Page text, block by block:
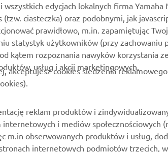
Yamaha Music
Yamaha Racing
Yamaha Motor Global
Aplikacje mobilne
Zarezerwuj
Kontakt
Mapa dealerów
Zarządzania
edycjach lokalnych firma Yamaha
ciasteczka) oraz podobnymi, jak
prawidłowo, m.in. zapamiętując
statystyk użytkowników (przy zachowaniu
kątem rozpoznania nawyków korzystania
usług i akcji marketingowych.
akceptujesz cookies śledzenia
reklam produktów i
i mediów społecznościowych
m.in obserwowanych produktów i usług,
internetowych podmiotów trzecich,